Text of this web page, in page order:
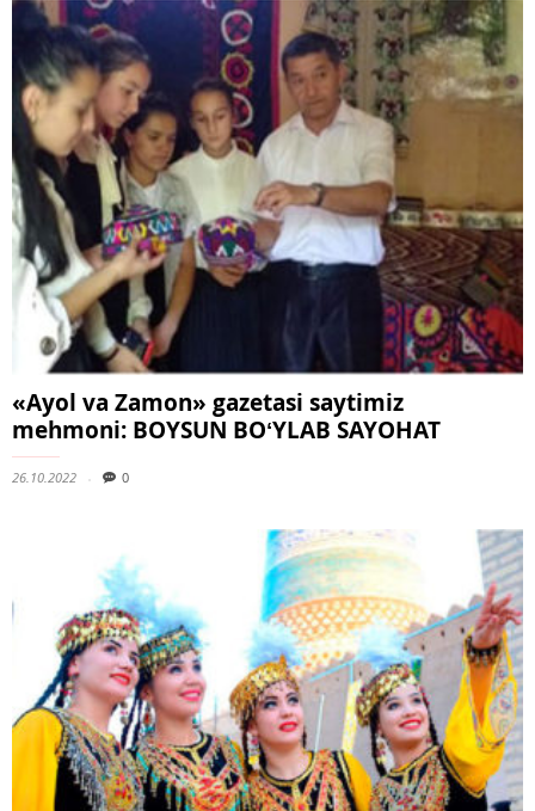
«Ayol va Zamon» gazetasi saytimiz
mehmoni: BOYSUN BOʻYLAB SAYOHAT
26.10.2022 0